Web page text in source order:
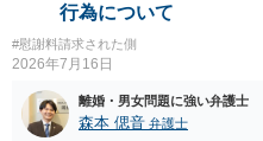
行為について
#慰謝料請求された側
2026年7月16日
離婚・男女問題に強い弁護士
森本 偲音 弁護士